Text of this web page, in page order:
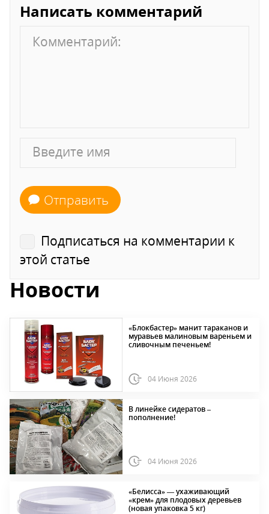
Написать комментарий
Отправить
Подписаться на комментарии к
этой статье
Новости
«Блокбастер» манит тараканов и
муравьев малиновым вареньем и
сливочным печеньем!
04 Июня 2026
В линейке сидератов –
пополнение!
04 Июня 2026
«Белисса» — ухаживающий
«крем» для плодовых деревьев
(новая упаковка 5 кг)